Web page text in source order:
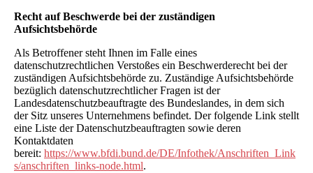
Recht auf Beschwerde bei der zuständigen
Aufsichtsbehörde
Als Betroffener steht Ihnen im Falle eines
datenschutzrechtlichen Verstoßes ein Beschwerderecht bei der
zuständigen Aufsichtsbehörde zu. Zuständige Aufsichtsbehörde
bezüglich datenschutzrechtlicher Fragen ist der
Landesdatenschutzbeauftragte des Bundeslandes, in dem sich
der Sitz unseres Unternehmens befindet. Der folgende Link stellt
eine Liste der Datenschutzbeauftragten sowie deren
Kontaktdaten
bereit: https://www.bfdi.bund.de/DE/Infothek/Anschriften_Link
s/anschriften_links-node.html.